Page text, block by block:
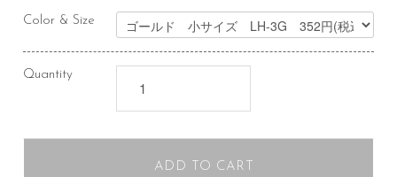
Color & Size
Quantity
ADD TO CART